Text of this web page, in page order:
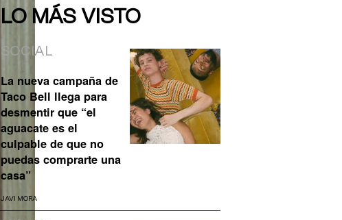
LO MÁS VISTO
SOCIAL
La nueva campaña de
Taco Bell llega para
desmentir que “el
aguacate es el
culpable de que no
puedas comprarte una
casa”
JAVI MORA